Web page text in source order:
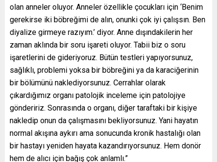
olan anneler oluyor. Anneler özellikle çocukları için ‘Benim
gerekirse iki böbreğimi de alın, onunki çok iyi çalışsın. Ben
diyalize girmeye razıyım.’ diyor. Anne dışındakilerin her
zaman aklında bir soru işareti oluyor. Tabii biz o soru
işaretlerini de gideriyoruz. Bütün testleri yapıyorsunuz,
sağlıklı, problemi yoksa bir böbreğini ya da karaciğerinin
bir bölümünü naklediyorsunuz. Cerrahlar olarak
çıkardığımız organı patolojik inceleme için patolojiye
göndeririz. Sonrasında o organı, diğer taraftaki bir kişiye
nakledip onun da çalışmasını bekliyorsunuz. Yani hayatın
normal akışına aykırı ama sonucunda kronik hastalığı olan
bir hastayı yeniden hayata kazandırıyorsunuz. Hem donör
hem de alıcı için bağış çok anlamlı.”